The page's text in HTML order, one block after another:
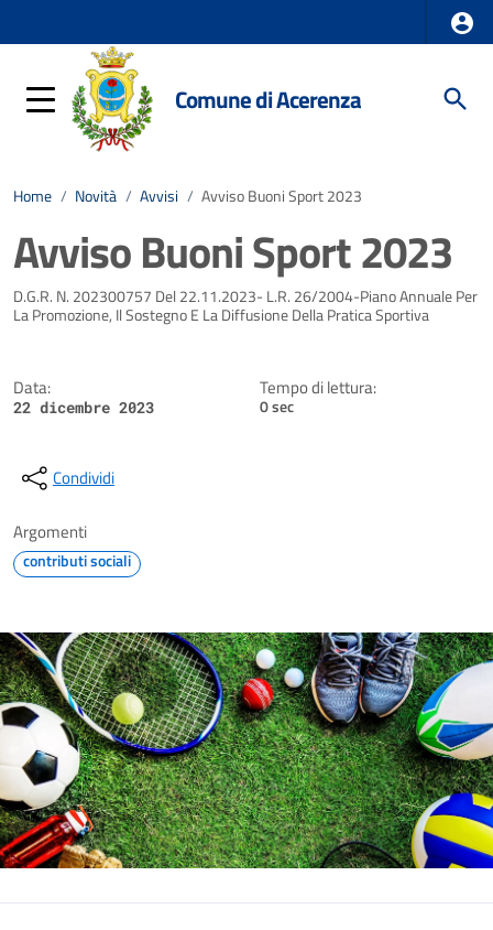
Comune di Acerenza
Home / Novità / Avvisi / Avviso Buoni Sport 2023
Avviso Buoni Sport 2023
Dettagli della notizia
D.G.R. N. 202300757 Del 22.11.2023- L.R. 26/2004-Piano Annuale Per
La Promozione, Il Sostegno E La Diffusione Della Pratica Sportiva
Data:
22 dicembre 2023
Tempo di lettura:
0 sec
Condividi
Argomenti
contributi sociali